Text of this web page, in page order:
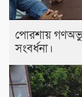
পোরশায়
সংবর্ধনা।